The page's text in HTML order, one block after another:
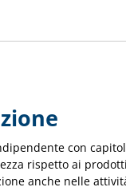
con
rispetto ai
anche nelle